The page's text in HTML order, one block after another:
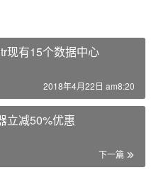
现有15个数据中心
2018年4月22日 am8:20
立减50%优惠
下一篇